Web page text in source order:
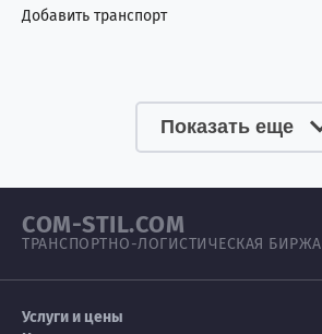
Добавить транспорт
Показать еще
COM-STIL.COM
ТРАНСПОРТНО-ЛОГИСТИЧЕСКАЯ БИРЖА
Услуги и цены